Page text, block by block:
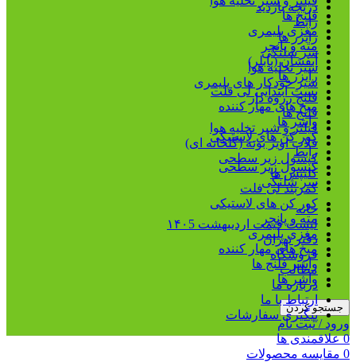
دریچه بازدید
رابط
رایزر ها
سر شلنگی
شیر تخلیه هوا
شیر خودکار های پلیمری
فلنج رزوه دار
فلنج ها
فیلتر و شیر تخلیه هوا
قلاب آویز بوته (گلخانه ای)
کپسول زیر سطحی
کلیپس ها
کمربند لی فلت
کور کن های لاستیکی
مته و پانچر
مغزی پلیمری
میخ های مهار کننده
واشر فلنج ها
واشر ها
جستجو کردن
ورود / ثبت نام
0 علاقمندی ها
0 مقایسه محصولات
فلنج ها
مغزی پلیمری
مته و پانچر
آبفشان (بابلر)
رایزر ها
بست ابتدایی لی فلت
میخ های مهار کننده
واشر ها
کور کن های لاستیکی
رابط
کپسول زیر سطحی
سر شلنگی
خانه
لیست قیمت اردیبهشت ۱۴۰5
دفتر تهران
فروشگاه
مطالب
درباره ما
ارتباط با ما
پیگیری سفارشات